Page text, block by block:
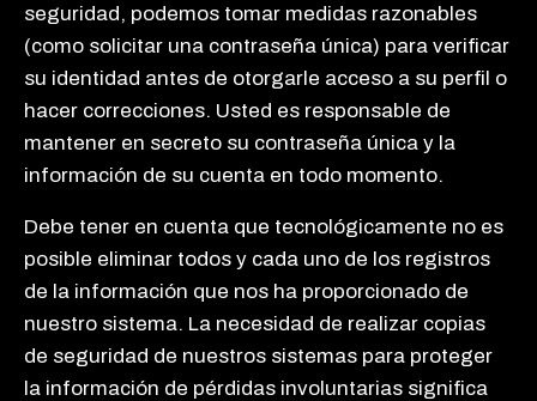
seguridad, podemos tomar medidas razonables
(como solicitar una contraseña única) para verificar
su identidad antes de otorgarle acceso a su perfil o
hacer correcciones. Usted es responsable de
mantener en secreto su contraseña única y la
información de su cuenta en todo momento.
Debe tener en cuenta que tecnológicamente no es
posible eliminar todos y cada uno de los registros
de la información que nos ha proporcionado de
nuestro sistema. La necesidad de realizar copias
de seguridad de nuestros sistemas para proteger
la información de pérdidas involuntarias significa